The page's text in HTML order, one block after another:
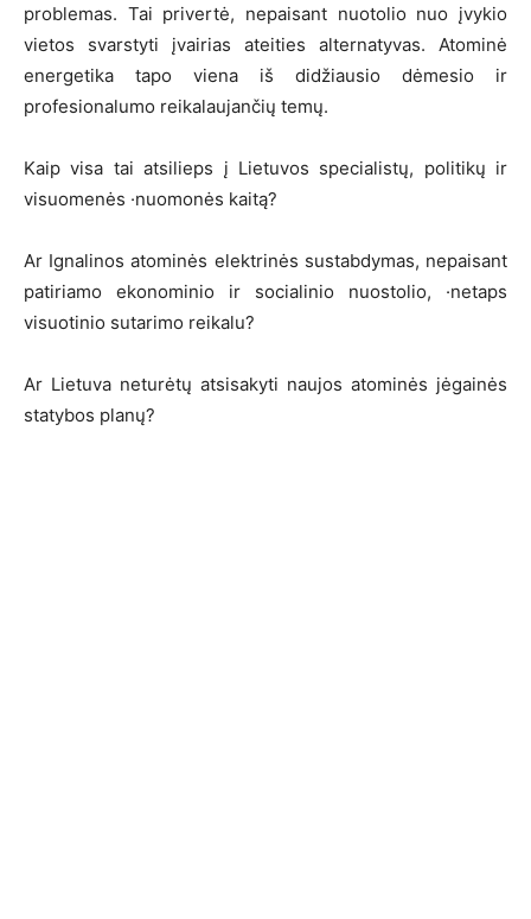
problemas. Tai privertė, nepaisant nuotolio nuo įvykio
vietos svarstyti įvairias ateities alternatyvas. Atominė
energetika tapo viena iš didžiausio dėmesio ir
profesionalumo reikalaujančių temų.
Kaip visa tai atsilieps į Lietuvos specialistų, politikų ir
visuomenės ·nuomonės kaitą?
Ar Ignalinos atominės elektrinės sustabdymas, nepaisant
patiriamo ekonominio ir socialinio nuostolio, ·netaps
visuotinio sutarimo reikalu?
Ar Lietuva neturėtų atsisakyti naujos atominės jėgainės
statybos planų?